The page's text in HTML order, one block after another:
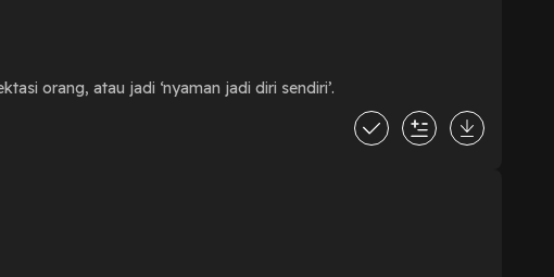
orang, atau jadi ‘nyaman jadi diri sendiri’.